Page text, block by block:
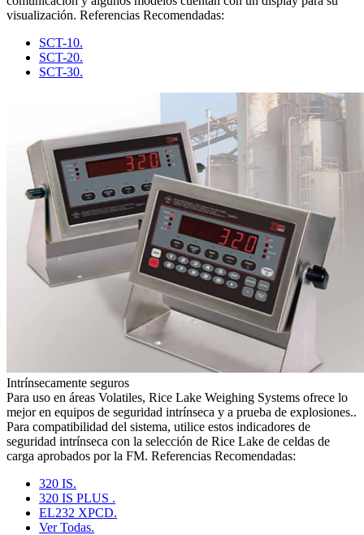
visualización. Referencias Recomendadas:
SCT-10.
SCT-20.
SCT-30.
Intrínsecamente seguros
Para uso en áreas Volatiles, Rice Lake Weighing Systems ofrece lo
mejor en equipos de seguridad intrínseca y a prueba de explosiones..
Para compatibilidad del sistema, utilice estos indicadores de
seguridad intrínseca con la selección de Rice Lake de celdas de
carga aprobados por la FM. Referencias Recomendadas:
320 IS.
320 IS PLUS .
EL232 XPCD.
Ver Todas.